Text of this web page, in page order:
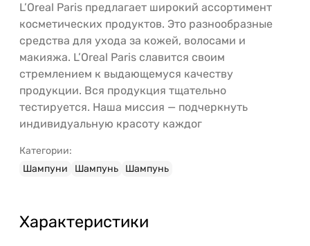
L’Oreal Paris предлагает широкий ассортимент
косметических продуктов. Это разнообразные
средства для ухода за кожей, волосами и
макияжа. L’Oreal Paris славится своим
стремлением к выдающемуся качеству
продукции. Вся продукция тщательно
тестируется. Наша миссия — подчеркнуть
индивидуальную красоту каждог
Категории:
Шампуни
Шампунь Шампунь
Характеристики